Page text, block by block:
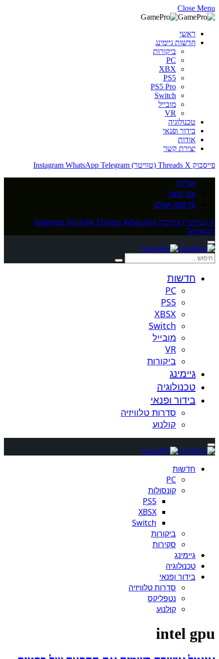
Close Menu
ראשי
חדשות גיימינג
ביקורות
PC
XBX
PS5
PS5 Pro
Switch
מובייל
VR
טכנולוגיה
בידור ופנאי
אודות
יצירת קשר
פייסבוק
Threads X (טוויטר) Instagram WhatsApp Telegram
אודות
צור קשר
פרסמו אצלנו
X (טוויטר) פייסבוק InstagramYouTube Threads WhatsApp
Telegram
חדשות
PC
PS5
XBSX
Switch
מובייל
VR
ביקורות
גיימינג
טכנולוגיה
בידור ופנאי
סדרות טלוויזיה
קולנוע
חדשות
PC
קונסולות
PS5
XBSX
Switch
ביקורות
סקירות
גיימינג
טכנולוגיה
בידור ופנאי
סדרות טלוויזיה
נטפליקס
קולנוע
intel gpu